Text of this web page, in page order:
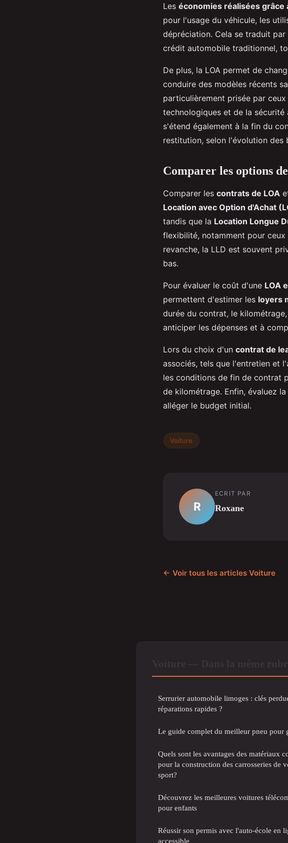
Les économies réalisées grâce
pour l'usage du véhicule, les
dépréciation. Cela se traduit par
crédit automobile traditionnel,
De plus, la LOA permet de
conduire des modèles récents
particulièrement prisée par
technologiques et de la sécurité
s'étend également à la fin du
restitution, selon l'évolution des
Comparer les options
Comparer les contrats de LOA
Location avec Option d'Achat
tandis que la Location Longue
flexibilité, notamment pour
revanche, la LLD est souvent
bas.
Pour évaluer le coût d'une LOA
permettent d'estimer les loyers
durée du contrat, le
anticiper les dépenses et à
Lors du choix d'un contrat de
associés, tels que l'entretien et
les conditions de fin de contrat
de kilométrage. Enfin, évaluez
alléger le budget initial.
Voiture
R
ECRIT PAR
Roxane
← Voir tous les articles Voiture
Serrurier automobile limoges : clés
réparations rapides ?
Le guide complet du meilleur pneu pour
Quels sont les avantages des matériaux
pour la construction des carrosseries de
sport?
Découvrez les meilleures voitures
pour enfants
Réussir son permis avec l'auto-école en
accessible